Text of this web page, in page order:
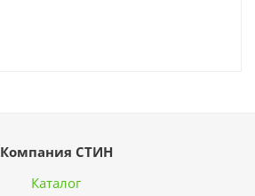
Компания СТИН
Каталог